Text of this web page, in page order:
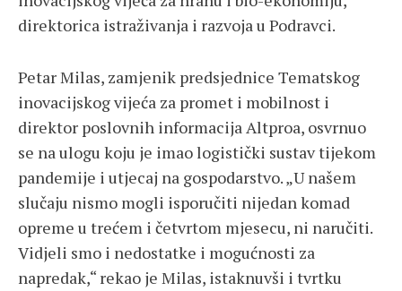
direktorica istraživanja i razvoja u Podravci.
Petar Milas, zamjenik predsjednice Tematskog
inovacijskog vijeća za promet i mobilnost i
direktor poslovnih informacija Altproa, osvrnuo
se na ulogu koju je imao logistički sustav tijekom
pandemije i utjecaj na gospodarstvo. „U našem
slučaju nismo mogli isporučiti nijedan komad
opreme u trećem i četvrtom mjesecu, ni naručiti.
Vidjeli smo i nedostatke i mogućnosti za
napredak,“ rekao je Milas, istaknuvši i tvrtku